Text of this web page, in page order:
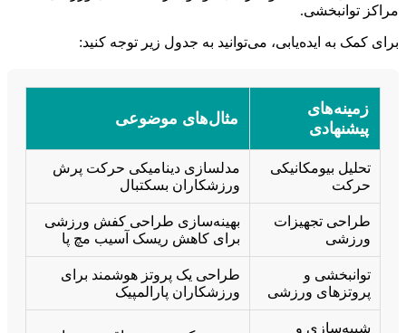
مراکز توانبخشی.
برای کمک به ایده‌یابی، می‌توانید به جدول زیر توجه کنید:
زمینه‌های
پیشنهادی
مثال‌های موضوعی
تحلیل بیومکانیکی
حرکت
مدلسازی دینامیکی حرکت پرش
ورزشکاران بسکتبال
طراحی تجهیزات
ورزشی
بهینه‌سازی طراحی کفش ورزشی
برای کاهش ریسک آسیب مچ پا
توانبخشی و
پروتزهای ورزشی
طراحی یک پروتز هوشمند برای
ورزشکاران پارالمپیک
شبیه‌سازی و